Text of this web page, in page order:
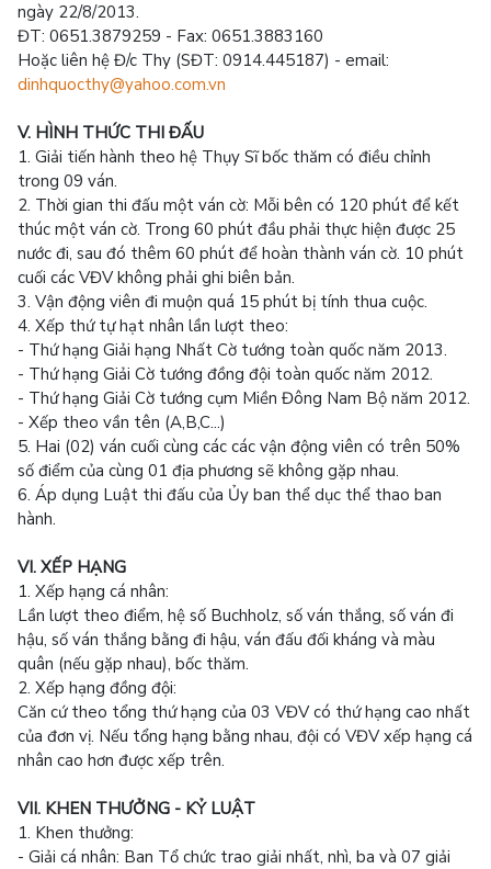
ngày 22/8/2013.
ĐT: 0651.3879259 - Fax: 0651.3883160
Hoặc liên hệ Đ/c Thy (SĐT: 0914.445187) - email:
dinhquocthy@yahoo.com.vn
V. HÌNH THỨC THI ĐẤU
1. Giải tiến hành theo hệ Thụy Sĩ bốc thăm có điều chỉnh
trong 09 ván.
2. Thời gian thi đấu một ván cờ: Mỗi bên có 120 phút để kết
thúc một ván cờ. Trong 60 phút đầu phải thực hiện được 25
nước đi, sau đó thêm 60 phút để hoàn thành ván cờ. 10 phút
cuối các VĐV không phải ghi biên bản.
3. Vận động viên đi muộn quá 15 phút bị tính thua cuộc.
4. Xếp thứ tự hạt nhân lần lượt theo:
- Thứ hạng Giải hạng Nhất Cờ tướng toàn quốc năm 2013.
- Thứ hạng Giải Cờ tướng đồng đội toàn quốc năm 2012.
- Thứ hạng Giải Cờ tướng cụm Miền Đông Nam Bộ năm 2012.
- Xếp theo vần tên (A,B,C...)
5. Hai (02) ván cuối cùng các các vận động viên có trên 50%
số điểm của cùng 01 địa phương sẽ không gặp nhau.
6. Áp dụng Luật thi đấu của Ủy ban thể dục thể thao ban
hành.
VI. XẾP HẠNG
1. Xếp hạng cá nhân:
Lần lượt theo điểm, hệ số Buchholz, số ván thắng, số ván đi
hậu, số ván thắng bằng đi hậu, ván đấu đối kháng và màu
quân (nếu gặp nhau), bốc thăm.
2. Xếp hạng đồng đội:
Căn cứ theo tổng thứ hạng của 03 VĐV có thứ hạng cao nhất
của đơn vị. Nếu tổng hạng bằng nhau, đội có VĐV xếp hạng cá
nhân cao hơn được xếp trên.
VII. KHEN THƯỞNG - KỶ LUẬT
1. Khen thưởng:
- Giải cá nhân: Ban Tổ chức trao giải nhất, nhì, ba và 07 giải